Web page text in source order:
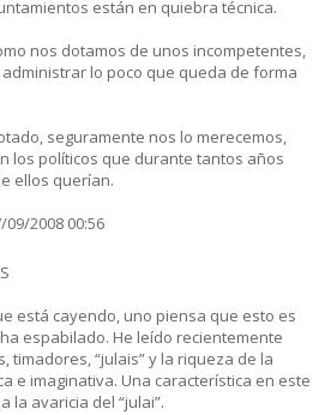
están en quiebra técnica.
nos dotamos de unos incompetentes,
lo poco que queda de forma
seguramente nos lo merecemos,
los políticos que durante tantos años
ellos querían.
09/2008 00:56
está cayendo, uno piensa que esto es
espabilado. He leído recientemente
timadores, “julais” y la riqueza de la
e imaginativa. Una característica en este
la avaricia del “julai”.